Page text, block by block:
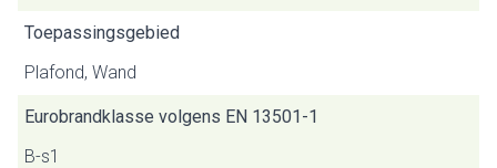
Toepassingsgebied
Plafond, Wand
Eurobrandklasse volgens EN 13501-1
B-s1